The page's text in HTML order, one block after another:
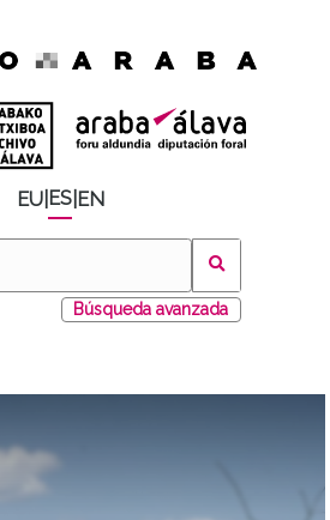
EU ES EN
Búsqueda avanzada